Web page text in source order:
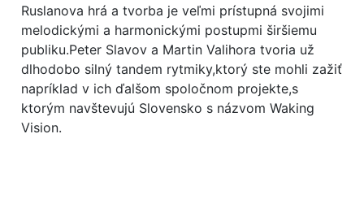
Ruslanova hrá a tvorba je veľmi prístupná svojimi
melodickými a harmonickými postupmi širšiemu
publiku.Peter Slavov a Martin Valihora tvoria už
dlhodobo silný tandem rytmiky,ktorý ste mohli zažiť
napríklad v ich ďalšom spoločnom projekte,s
ktorým navštevujú Slovensko s názvom Waking
Vision.